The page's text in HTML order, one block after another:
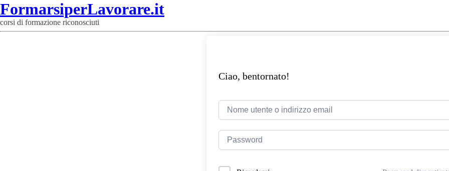
FormarsiperLavorare.it
corsi di formazione riconosciuti
Ciao, bentornato!